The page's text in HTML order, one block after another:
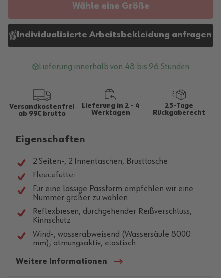
Wähle eine Größe
Individualisierte Arbeitsbekleidung anfragen
Lieferung innerhalb von 48 bis 96 Stunden
Versandkostenfrei
ab 99€ brutto
Lieferung in 2 - 4
Werktagen
25-Tage
Rückgaberecht
Eigenschaften
2 Seiten-, 2 Innentaschen, Brusttasche
Fleecefutter
Für eine lässige Passform empfehlen wir eine
Nummer größer zu wählen
Reflexbiesen, durchgehender Reißverschluss,
Kinnschutz
Wind-, wasserabweisend (Wassersäule 8000
mm), atmungsaktiv, elastisch
Weitere Informationen